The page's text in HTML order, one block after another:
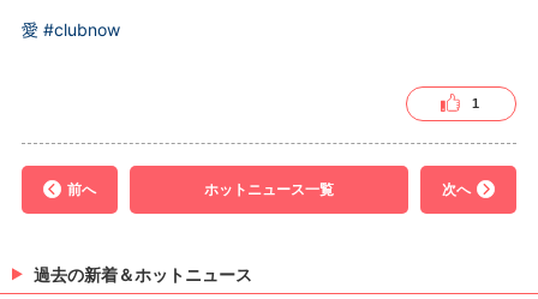
愛 #clubnow
1
前へ ホットニュース一覧 次へ
過去の新着＆ホットニュース